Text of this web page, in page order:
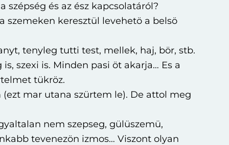
szépség és az ész kapcsolatáról?
szemeken keresztül levehetö a belsö
tenyleg tutti test, mellek, haj, bör, stb.
szexi is. Minden pasi öt akarja… Es a
tükröz.
(ezt mar utana szürtem le). De attol meg
nem szepseg, gülüszemü,
tevenezön izmos… Viszont olyan